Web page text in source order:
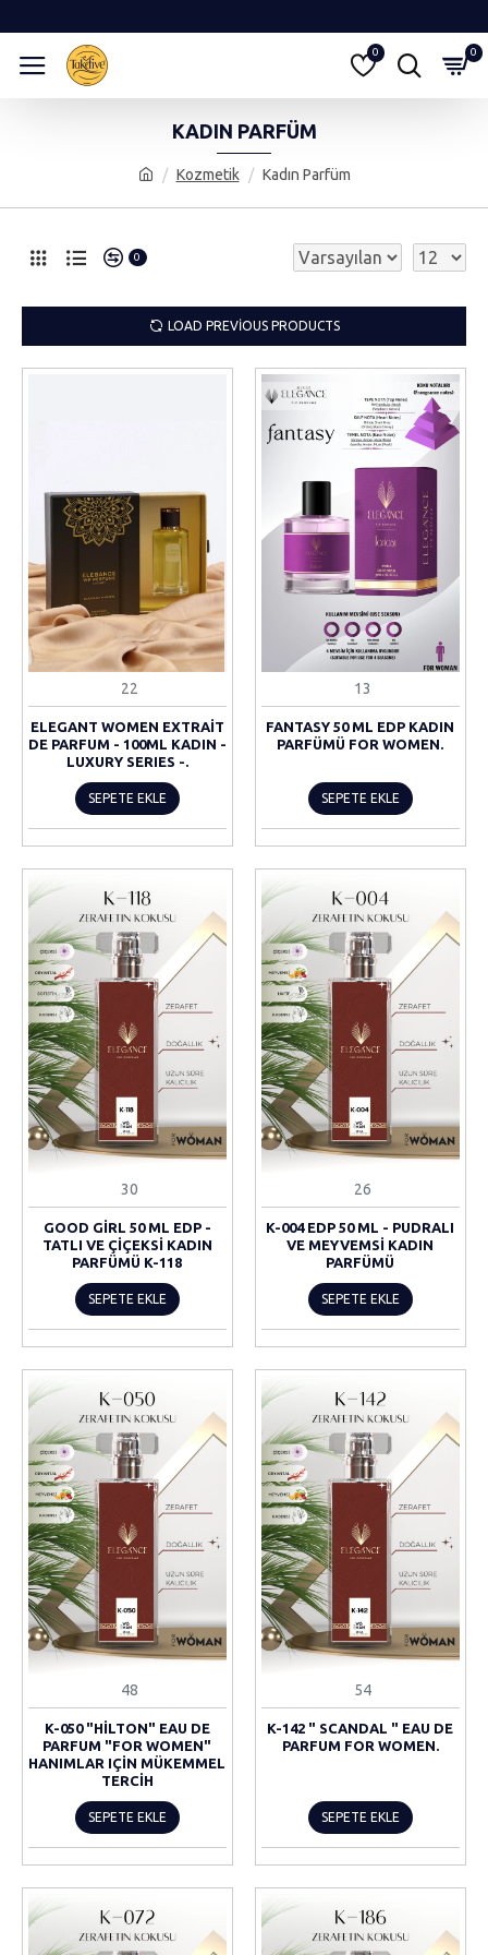
0 0
Kozmetik Kadın Parfüm
KADIN PARFÜM
0
LOAD PREVIOUS PRODUCTS
22
ELEGANT WOMEN EXTRAIT
DE PARFUM - 100ML KADIN -
LUXURY SERIES -.
SEPETE EKLE
13
FANTASY 50 ML EDP KADIN
PARFÜMÜ FOR WOMEN.
SEPETE EKLE
30
GOOD GIRL 50 ML EDP -
TATLI VE ÇIÇEKSI KADIN
PARFÜMÜ K-118
SEPETE EKLE
26
K-004 EDP 50 ML - PUDRALI
VE MEYVEMSI KADIN
PARFÜMÜ
SEPETE EKLE
48
K-050 "HILTON" EAU DE
PARFUM "FOR WOMEN"
HANIMLAR IÇIN MÜKEMMEL
TERCIH
SEPETE EKLE
54
K-142 " SCANDAL " EAU DE
PARFUM FOR WOMEN.
SEPETE EKLE